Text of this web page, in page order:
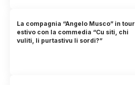
La compagnia “Angelo Musco” in tour
estivo con la commedia “Cu siti, chi
vuliti, li purtastivu li sordi?”